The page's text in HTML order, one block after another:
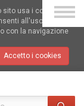
sito usa i cookies.
all'uso dei
con la navigazione
Accetto i cookies